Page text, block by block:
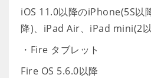
iOS 11.0以降のiPhone(5S以
降)、iPad Air、iPad mini(2
・Fire タブレット
Fire OS 5.6.0以降